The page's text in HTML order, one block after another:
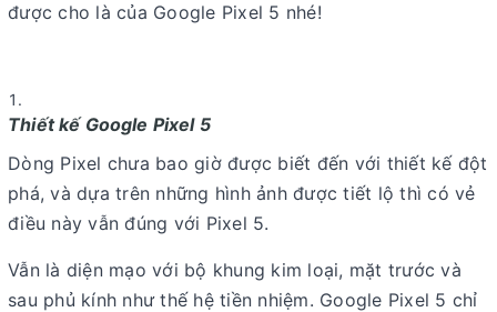
được cho là của Google Pixel 5 nhé!
Thiết kế Google Pixel 5
Dòng Pixel chưa bao giờ được biết đến với thiết kế đột
phá, và dựa trên những hình ảnh được tiết lộ thì có vẻ
điều này vẫn đúng với Pixel 5.
Vẫn là diện mạo với bộ khung kim loại, mặt trước và
sau phủ kính như thế hệ tiền nhiệm. Google Pixel 5 chỉ